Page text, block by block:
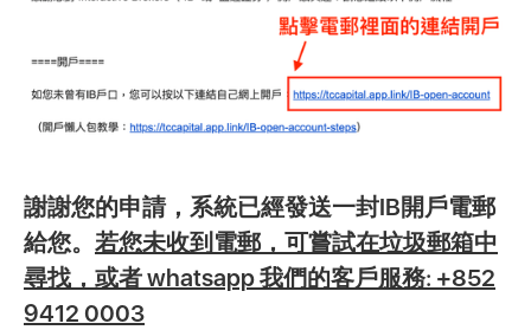
謝謝您的申請，系統已經發送一封IB開戶電郵
給您。 若您未收到電郵，可嘗試在垃圾郵箱中
尋找，或者 whatsapp 我們的客戶服務: +852
9412 0003